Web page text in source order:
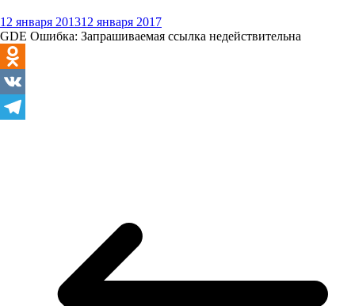
12 января 201312 января 2017
GDE Ошибка: Запрашиваемая ссылка недействительна
Odnoklassniki
VK